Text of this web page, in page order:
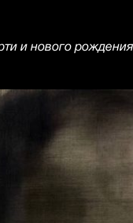
и нового